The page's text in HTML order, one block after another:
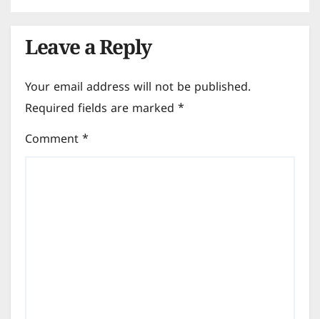
Leave a Reply
Your email address will not be published.
Required fields are marked *
Comment *